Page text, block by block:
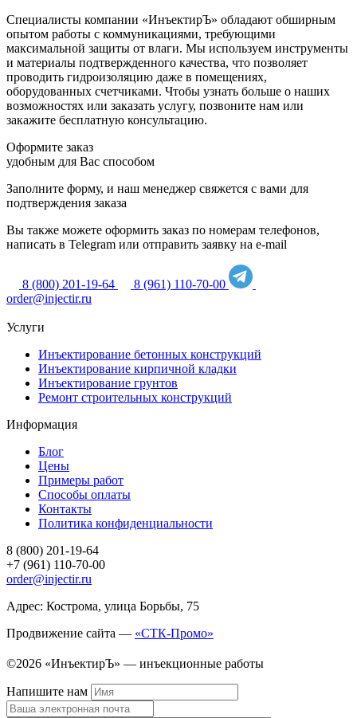
Специалисты компании «ИнъектирЪ» обладают обширным
опытом работы с коммуникациями, требующими
максимальной защиты от влаги. Мы используем инструменты
и материалы подтвержденного качества, что позволяет
проводить гидроизоляцию даже в помещениях,
оборудованных счетчиками. Чтобы узнать больше о наших
возможностях или заказать услугу, позвоните нам или
закажите бесплатную консультацию.
Оформите заказ
удобным для Вас способом
Заполните форму, и наш менеджер свяжется с вами для
подтверждения заказа
Вы также можете оформить заказ по номерам телефонов,
написать в Telegram или отправить заявку на e-mail
8 (800) 201-19-64
8 (961) 110-70-00
order@injectir.ru
Услуги
Инъектирование бетонных конструкций
Инъектирование кирпичной кладки
Инъектирование грунтов
Ремонт строительных конструкций
Информация
Блог
Цены
Примеры работ
Способы оплаты
Контакты
Политика конфиденциальности
8 (800) 201-19-64
+7 (961) 110-70-00
order@injectir.ru
Адрес: Кострома, улица Борьбы, 75
Продвижение сайта — «СТК-Промо»
©2026 «ИнъектирЪ» — инъекционные работы
Напишите нам